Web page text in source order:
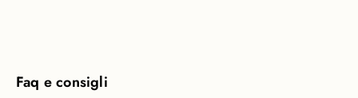
Faq e consigli